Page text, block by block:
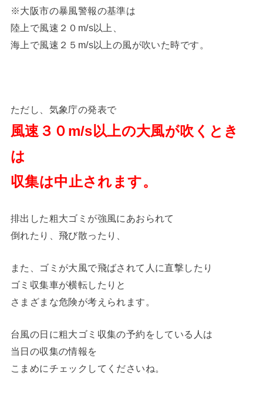
※大阪市の暴風警報の基準は
陸上で風速２０m/s以上、
海上で風速２５m/s以上の風が吹いた時です。
ただし、気象庁の発表で
風速３０m/s以上の大風が吹くとき
は
収集は中止されます。
排出した粗大ゴミが強風にあおられて
倒れたり、飛び散ったり、
また、ゴミが大風で飛ばされて人に直撃したり
ゴミ収集車が横転したりと
さまざまな危険が考えられます。
台風の日に粗大ゴミ収集の予約をしている人は
当日の収集の情報を
こまめにチェックしてくださいね。